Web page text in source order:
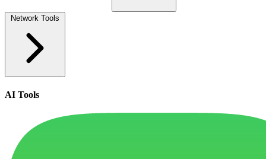
Network Tools
AI Tools